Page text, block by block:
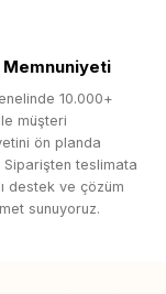
10.000+
müşteri
ön planda
Siparişten teslimata
destek ve çözüm
sunuyoruz.